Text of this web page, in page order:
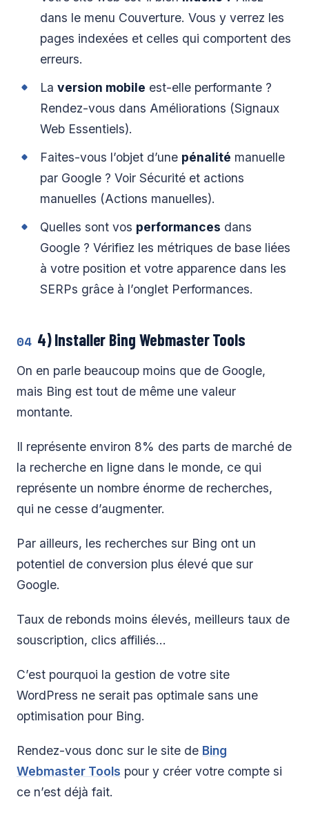
dans le menu Couverture. Vous y verrez les
pages indexées et celles qui comportent des
erreurs.
La version mobile est-elle performante ?
Rendez-vous dans Améliorations (Signaux
Web Essentiels).
Faites-vous l’objet d’une pénalité manuelle
par Google ? Voir Sécurité et actions
manuelles (Actions manuelles).
Quelles sont vos performances dans
Google ? Vérifiez les métriques de base liées
à votre position et votre apparence dans les
SERPs grâce à l’onglet Performances.
04 4) Installer Bing Webmaster Tools
On en parle beaucoup moins que de Google,
mais Bing est tout de même une valeur
montante.
Il représente environ 8% des parts de marché de
la recherche en ligne dans le monde, ce qui
représente un nombre énorme de recherches,
qui ne cesse d’augmenter.
Par ailleurs, les recherches sur Bing ont un
potentiel de conversion plus élevé que sur
Google.
Taux de rebonds moins élevés, meilleurs taux de
souscription, clics affiliés…
C’est pourquoi la gestion de votre site
WordPress ne serait pas optimale sans une
optimisation pour Bing.
Rendez-vous donc sur le site de Bing
Webmaster Tools pour y créer votre compte si
ce n’est déjà fait.